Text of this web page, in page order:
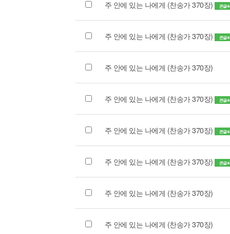
주 안에 있는 나에게 (찬송가 370장) 큰글
주 안에 있는 나에게 (찬송가 370장) 큰글
주 안에 있는 나에게 (찬송가 370장)
주 안에 있는 나에게 (찬송가 370장) 큰글
주 안에 있는 나에게 (찬송가 370장) 큰글
주 안에 있는 나에게 (찬송가 370장) 큰글
주 안에 있는 나에게 (찬송가 370장)
주 안에 있는 나에게 (찬송가 370장)